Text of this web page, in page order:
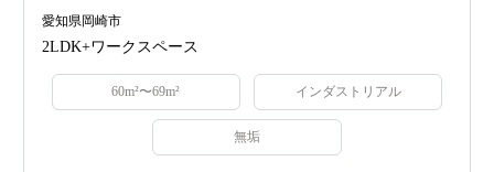
愛知県岡崎市
2LDK+ワークスペース
60m²〜69m² インダストリアル
無垢